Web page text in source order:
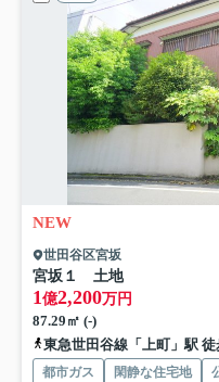
NEW
世田谷区宮坂
宮坂１ 土地
1億2,200万円
87.29㎡ (-)
東急世田谷線「上町」駅 徒
都市ガス 閑静な住宅地